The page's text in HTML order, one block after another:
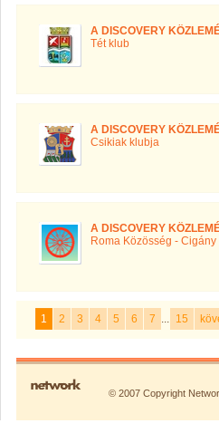
A DISCOVERY
Tét klub
A DISCOVERY
Csikiak klubja
A DISCOVERY
Roma Közösség - Cigány
1 2 3 4 5 6 7 ... 15
© 2007 Copyright